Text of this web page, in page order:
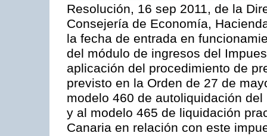
Resolución, 16 sep 2011, de la
Consejería de Economía,
la fecha de entrada en
del módulo de ingresos del
aplicación del procedimiento de
previsto en la Orden de 27 de
modelo 460 de autoliquidación
y al modelo 465 de liquidación
Canaria en relación con este